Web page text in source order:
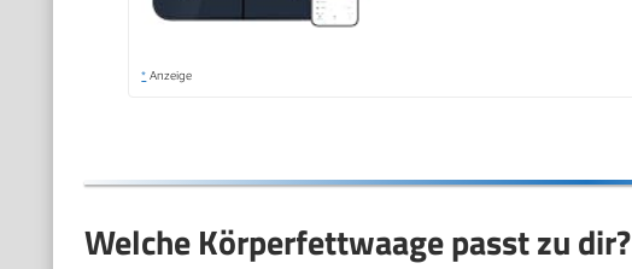
* Anzeige
Welche Körperfettwaage passt zu dir?